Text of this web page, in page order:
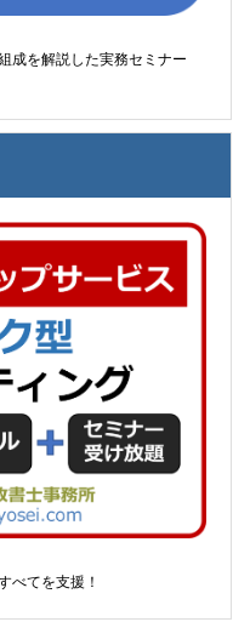
成を解説した実務セミナー
べてを支援！